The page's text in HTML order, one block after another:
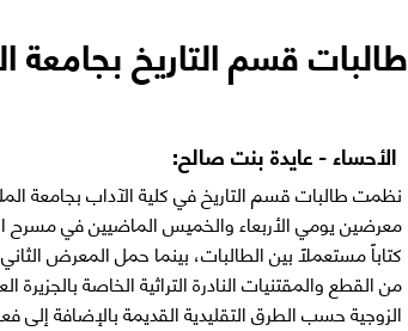
طالبات قسم التاريخ
الأحساء - عايدة بنت صالح:
نظمت طالبات قسم التاريخ في كلية الآداب بجامعة
كتاباً مستعملاً بين الطالبات، بينما حمل المعرض
من القطع والمقتنيات النادرة التراثية الخاصة
الزوجية حسب الطرق التقليدية القديمة بالإضافة إلى